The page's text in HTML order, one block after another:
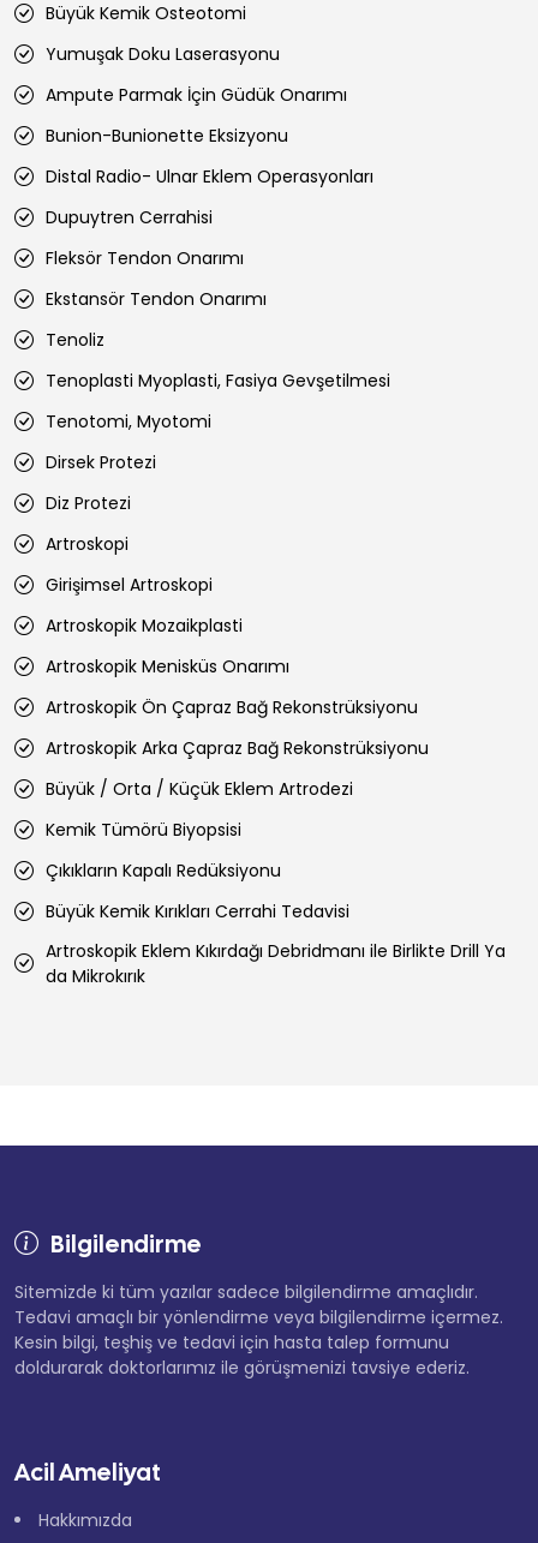
Büyük Kemik Osteotomi
Yumuşak Doku Laserasyonu
Ampute Parmak İçin Güdük Onarımı
Bunion-Bunionette Eksizyonu
Distal Radio- Ulnar Eklem Operasyonları
Dupuytren Cerrahisi
Fleksör Tendon Onarımı
Ekstansör Tendon Onarımı
Tenoliz
Tenoplasti Myoplasti, Fasiya Gevşetilmesi
Tenotomi, Myotomi
Dirsek Protezi
Diz Protezi
Artroskopi
Girişimsel Artroskopi
Artroskopik Mozaikplasti
Artroskopik Menisküs Onarımı
Artroskopik Ön Çapraz Bağ Rekonstrüksiyonu
Artroskopik Arka Çapraz Bağ Rekonstrüksiyonu
Büyük / Orta / Küçük Eklem Artrodezi
Kemik Tümörü Biyopsisi
Çıkıkların Kapalı Redüksiyonu
Büyük Kemik Kırıkları Cerrahi Tedavisi
Artroskopik Eklem Kıkırdağı Debridmanı ile Birlikte Drill Ya
da Mikrokırık
Bilgilendirme
Sitemizde ki tüm yazılar sadece bilgilendirme amaçlıdır.
Tedavi amaçlı bir yönlendirme veya bilgilendirme içermez.
Kesin bilgi, teşhiş ve tedavi için hasta talep formunu
doldurarak doktorlarımız ile görüşmenizi tavsiye ederiz.
Acil Ameliyat
Hakkımızda